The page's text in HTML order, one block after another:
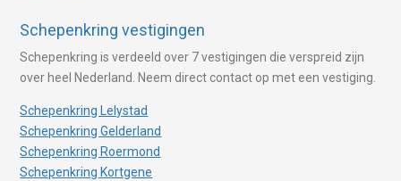
Schepenkring vestigingen
Schepenkring is verdeeld over 7 vestigingen die verspreid zijn
over heel Nederland. Neem direct contact op met een vestiging.
Schepenkring Lelystad
Schepenkring Gelderland
Schepenkring Roermond
Schepenkring Kortgene